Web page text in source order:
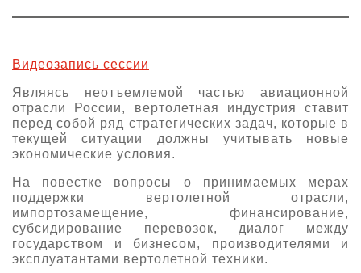
477-
О выставке
Партнеры выставки
Крокус Экспо
Даты будущих выставок
Документы
Контакты
Для участников
Заявка на участие
Заочное участие
Прилет на выставку
Для посетителей
Место проведения HeliRussia
Схема проезда
Для СМИ
Аккредитация прессы
Условия инфопартнёрства
Архив
Видеозапись сессии
Являясь неотъемлемой частью авиационной
отрасли России, вертолетная индустрия ставит
перед собой ряд стратегических задач, которые в
текущей ситуации должны учитывать новые
экономические условия.
На повестке вопросы о принимаемых мерах
поддержки вертолетной отрасли,
импортозамещение, финансирование,
субсидирование перевозок, диалог между
государством и бизнесом, производителями и
эксплуатантами вертолетной техники.